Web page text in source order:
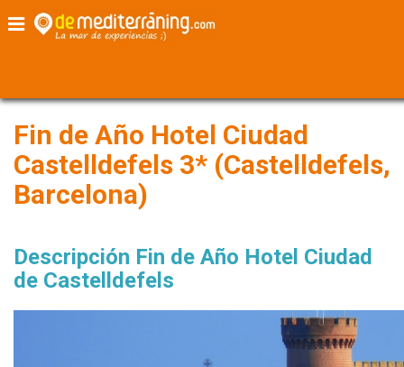
Fin de Año Hotel Ciudad
Castelldefels 3* (Castelldefels,
Barcelona)
Descripción Fin de Año Hotel Ciudad
de Castelldefels